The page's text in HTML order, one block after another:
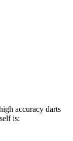
accuracy darts
is: